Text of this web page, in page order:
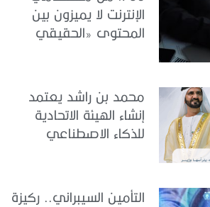
الإنترنت لا يميزون بين
المحتوى «الحقيقي
محمد بن راشد يعتمد
إنشاء الهيئة الاتحادية
للذكاء الاصطناعي
التأمين السيبراني.. ركيزة